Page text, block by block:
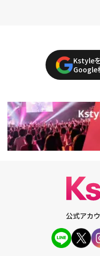
Kstyle
Google
公式アカ